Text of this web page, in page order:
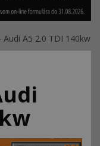
Audi A5 2.0 TDI 140kw